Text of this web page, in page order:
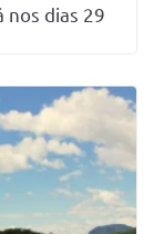
nos dias 29